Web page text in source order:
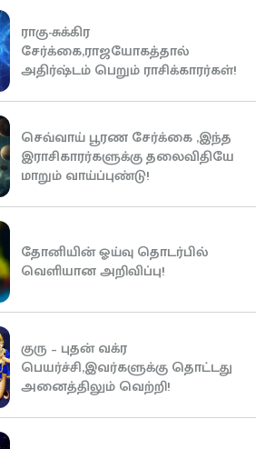
ராகு-சுக்கிர
சேர்க்கை,ராஜயோகத்தால்
அதிர்ஷ்டம் பெறும் ராசிக்காரர்கள்!
செவ்வாய் பூரண சேர்க்கை ,இந்த
இராசிகாரர்களுக்கு தலைவிதியே
மாறும் வாய்ப்புண்டு!
தோனியின் ஓய்வு தொடர்பில்
வெளியான அறிவிப்பு!
குரு – புதன் வக்ர
பெயர்ச்சி,இவர்களுக்கு தொட்டது
அனைத்திலும் வெற்றி!